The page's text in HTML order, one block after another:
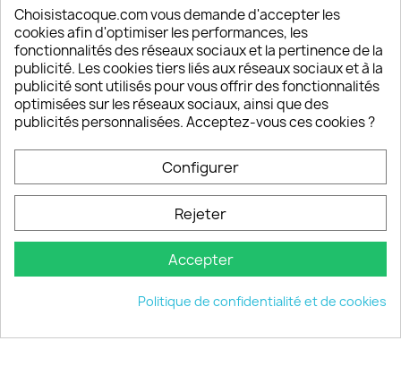
Depuis 2009, entre 92% et 94% de nos clients
sont satisfaits de nos produits
Un SAV à votre écoute
Notre SAV est disponible 6/7J de 10h à 18H
keyboard_arrow_down
© 2026 - choisistacoque.com
Choisistacoque.com vous demande d'accepter les
cookies afin d'optimiser les performances, les
fonctionnalités des réseaux sociaux et la pertinence de la
publicité. Les cookies tiers liés aux réseaux sociaux et à la
publicité sont utilisés pour vous offrir des fonctionnalités
optimisées sur les réseaux sociaux, ainsi que des
publicités personnalisées. Acceptez-vous ces cookies ?
Configurer
Rejeter
Accepter
Politique de confidentialité et de cookies